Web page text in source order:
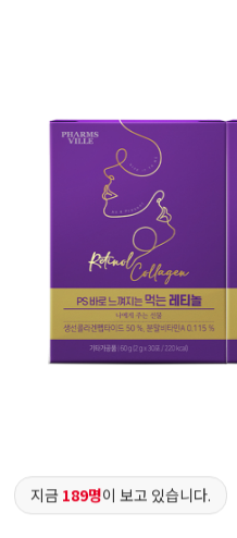
지금 189명이 보고 있습니다.